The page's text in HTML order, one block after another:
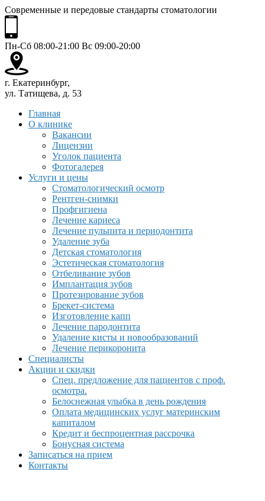
Современные и передовые стандарты стоматологии
Пн-Сб 08:00-21:00 Вс 09:00-20:00
г. Екатеринбург,
ул. Татищева, д. 53
Главная
О клинике
Вакансии
Лицензии
Уголок пациента
Фотогалерея
Услуги и цены
Стоматологический осмотр
Рентген-снимки
Профгигиена
Лечение кариеса
Лечение пульпита и периодонтита
Удаление зуба
Детская стоматология
Эстетическая стоматология
Отбеливание зубов
Имплантация зубов
Протезирование зубов
Брекет-система
Изготовление капп
Лечение пародонтита
Удаление кисты и новообразований
Лечение перикоронита
Специалисты
Акции и скидки
Спец. предложение для пациентов с проф.
осмотра.
Белоснежная улыбка в день рождения
Оплата медицинских услуг материнским
капиталом
Кредит и беспроцентная рассрочка
Бонусная система
Записаться на прием
Контакты